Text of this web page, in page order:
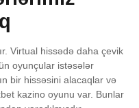
Virtual hissədə daha çevik
oyunçular istəsələr
bir hissəsini alacaqlar və
kazino oyunu var. Bunlar